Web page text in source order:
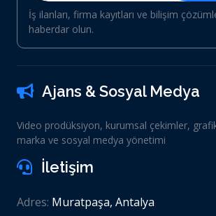
İş ilanları, firma kayıtları ve bilişim
haberdar olun.
Ajans & Sosyal Medya
Video prodüksiyon, kurumsal çekimler,
marka ve sosyal medya yönetimi
İletişim
Adres: Muratpaşa, Antalya